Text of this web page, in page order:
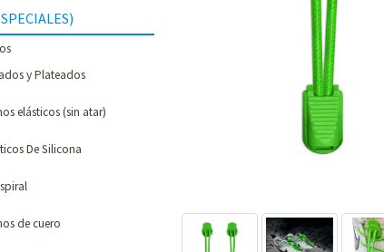
y Plateados
elásticos (sin atar)
De Silicona
de cuero